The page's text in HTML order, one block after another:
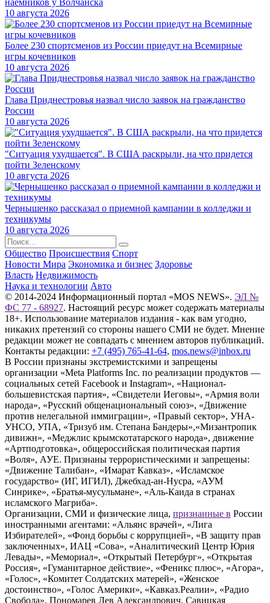
наемников у Волчанска
10 августа 2026
Более 230 спортсменов из России приедут на Всемирные
игры кочевников
10 августа 2026
Глава Приднестровья назвал число заявок на гражданство
России
10 августа 2026
"Ситуация ухудшается". В США раскрыли, на что придется
пойти Зеленскому
10 августа 2026
Чернышенко рассказал о приемной кампании в колледжи и
техникумы
10 августа 2026
Общество Происшествия Спорт
Новости Мира Экономика и бизнес Здоровье
Власть Недвижимость
Наука и технологии Авто
© 2014-2024 Информационный портал «MOS NEWS». ЭЛ №
ФС 77 - 68927. Настоящий ресурс может содержать материалы
18+. Использование материалов издания - как вам угодно,
никаких претензий со стороны нашего СМИ не будет. Мнение
редакции может не совпадать с мнением авторов публикаций.
Контакты редакции: +7 (495) 765-41-64, mos.news@inbox.ru
В России признаны экстремистскими и запрещены
организации «Meta Platforms Inc. по реализации продуктов —
социальных сетей Facebook и Instagram», «Национал-
большевистская партия», «Свидетели Иеговы», «Армия воли
народа», «Русский общенациональный союз», «Движение
против нелегальной иммиграции», «Правый сектор», УНА-
УНСО, УПА, «Тризуб им. Степана Бандеры»,«Мизантропик
дивижн», «Меджлис крымскотатарского народа», движение
«Артподготовка», общероссийская политическая партия
«Воля», АУЕ. Признаны террористическими и запрещены:
«Движение Талибан», «Имарат Кавказ», «Исламское
государство» (ИГ, ИГИЛ), Джебхад-ан-Нусра, «АУМ
Синрике», «Братья-мусульмане», «Аль-Каида в странах
исламского Магриба».
Организации, СМИ и физические лица, признанные в России
иностранными агентами: «Альянс врачей», «Лига
Избирателей», «Фонд борьбы с коррупцией», «В защиту прав
заключенных», ИАЦ «Сова», «Аналитический Центр Юрия
Левады», «Мемориал», «Открытый Петербург», «Открытая
Россия», «Гуманитарное действие», «Феникс плюс», «Агора»,
«Голос», «Комитет Солдатских матерей», «Женское
достоинство», «Голос Америки», «Кавказ.Реалии», «Радио
Свобода», Пономарев Лев Александрович, Савицкая